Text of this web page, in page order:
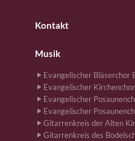
Kontakt
Musik
Evangelischer Bläserchor
Evangelischer
Evangelischer
Evangelischer
Gitarrenkreis der Alten
Gitarrenkreis des